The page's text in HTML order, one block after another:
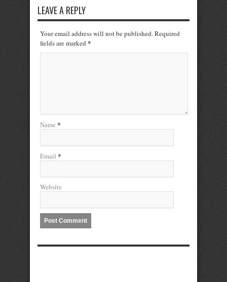
LEAVE A REPLY
Your email address will not be published. Required
fields are marked *
Name *
Email *
Website